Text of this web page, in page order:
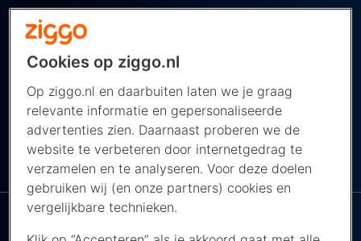
Benz Stadium in Atlanta, Verenigde Staten.
De wedstrijd begint om 18.00 uur
Nederlandse tijd en je kijkt hem live bij de
NOS op NPO 1.
NAVIGEER NAAR ...
De NPO app bij
Ziggo
Cookies op ziggo.nl
Op ziggo.nl en daarbuiten laten we je graag
relevante informatie en gepersonaliseerde
advertenties zien. Daarnaast proberen we de
website te verbeteren door internetgedrag te
verzamelen en te analyseren. Voor deze doelen
gebruiken wij (en onze partners) cookies en
vergelijkbare technieken.